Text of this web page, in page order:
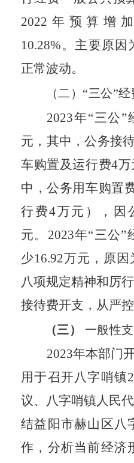
2022 年预算增加
10.28%。主要原因
正常波动。
（二） “三公”
2023年“三公”
元，其中，公务接
车购置及运行费4万
中，公务用车购置
行费4万元），因
元。2023年“三公”
少16.92万元 ， 原因
八项规定精神和厉
接待费开支， 从严
（三） 一般性
2023年本部门
用于召开八字哨镇
议、八字哨镇人民
结益阳市赫山区八
作，分析当前经济